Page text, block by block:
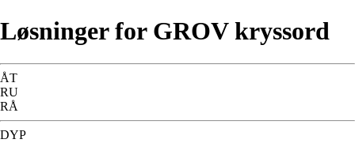
Løsninger for GROV kryssord
ÅT
RU
RÅ
DYP